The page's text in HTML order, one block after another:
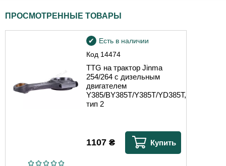
ПРОСМОТРЕННЫЕ ТОВАРЫ
Код 14474
Есть в наличии
TTG на трактор Jinma
254/264 с дизельным
двигателем
Y385/BY385T/Y385T/YD385T,
тип 2
1107 ₴ Купить